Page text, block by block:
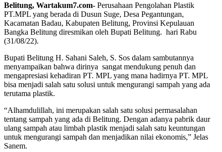
Belitung, Wartakum7.com- Perusahaan Pengolahan Plastik
PT.MPL yang berada di Dusun Suge, Desa Pegantungan,
Kacamatan Badau, Kabupaten Belitung, Provinsi Kepulauan
Bangka Belitung diresmikan oleh Bupati Belitung. hari Rabu
(31/08/22).
Bupati Belitung H. Sahani Saleh, S. Sos dalam sambutannya
menyampaikan bahwa dirinya sangat mendukung penuh dan
mengapresiasi kehadiran PT. MPL yang mana hadirnya PT. MPL
bisa menjadi salah satu solusi untuk mengurangi sampah yang ada
terutama plastik.
“Alhamdulillah, ini merupakan salah satu solusi permasalahan
tentang sampah yang ada di Belitung. Dengan adanya pabrik daur
ulang sampah atau limbah plastik menjadi salah satu keuntungan
untuk mengurangi sampah dan menjadikan nilai ekonomis,” Jelas
Sanem.